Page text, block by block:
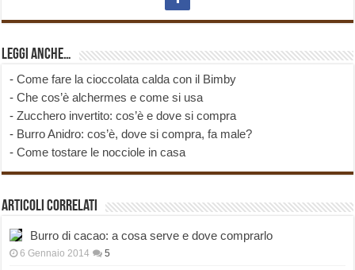
Leggi anche…
-Come fare la cioccolata calda con il Bimby
-Che cos’è alchermes e come si usa
-Zucchero invertito: cos’è e dove si compra
- Burro Anidro: cos’è, dove si compra, fa male?
-Come tostare le nocciole in casa
Articoli correlati
Burro di cacao: a cosa serve e dove comprarlo
6 Gennaio 2014 5